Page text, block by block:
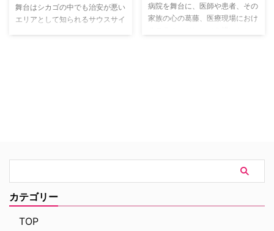
舞台はシカゴの中でも治安が悪い
エリアとして知られるサウスサイ
子どもに囲まれて、今日もギャラ
ガー一家にはそれぞれに事件が巻
病院を舞台に、医師や患者、その
家族の心の葛藤、医療現場におけ
カテゴリー
TOP